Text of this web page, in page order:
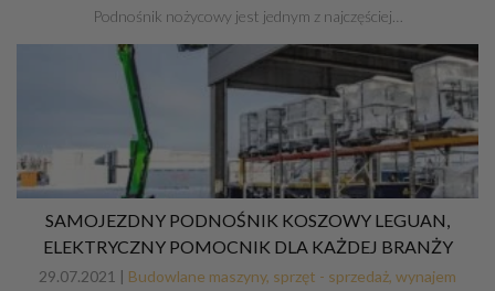
Podnośnik nożycowy jest jednym z najczęściej…
SAMOJEZDNY PODNOŚNIK KOSZOWY LEGUAN,
ELEKTRYCZNY POMOCNIK DLA KAŻDEJ BRANŻY
29.07.2021 | Budowlane maszyny, sprzęt - sprzedaż, wynajem